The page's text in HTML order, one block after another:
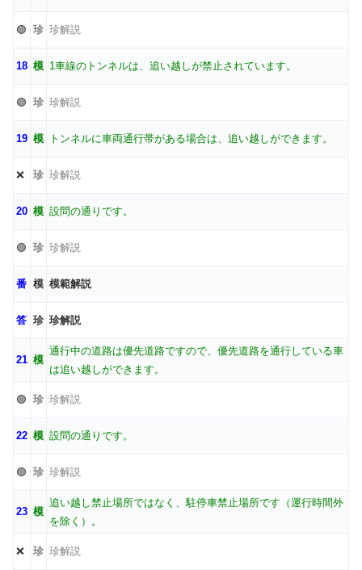
🟢 珍 珍解説
18 模 1車線のトンネルは、追い越しが禁止されています。
🟢 珍 珍解説
19 模 トンネルに車両通行帯がある場合は、追い越しができます。
❌ 珍 珍解説
20 模 設問の通りです。
🟢 珍 珍解説
番 模 模範解説
答 珍 珍解説
21 模
通行中の道路は優先道路ですので、優先道路を通行している車
は追い越しができます。
🟢 珍 珍解説
22 模 設問の通りです。
🟢 珍 珍解説
23 模
追い越し禁止場所ではなく、駐停車禁止場所です（運行時間外
を除く）。
❌ 珍 珍解説